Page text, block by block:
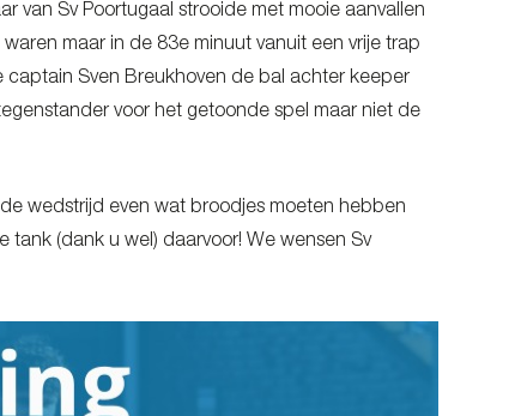
van Sv Poortugaal strooide met mooie aanvallen
maar in de 83e minuut vanuit een vrije trap
Sven Breukhoven de bal achter keeper
voor het getoonde spel maar niet de
wedstrijd even wat broodjes moeten hebben
tank (dank u wel) daarvoor! We wensen Sv